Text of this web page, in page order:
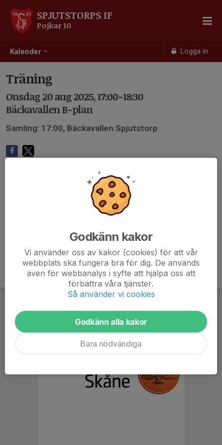
Kalender Logga in
SPJUTSTORPS IF
Pojkar 10
Träning
Onsdag 20 aug 2025, 17:00-18:30
Bäckavallen B-plan
Samling: 17:00, Bäckavallen Spjutstorp
Godkänn kakor
Vi använder oss av kakor (cookies) för att vår
webbplats ska fungera bra för dig. De används
även för webbanalys i syfte att hjälpa oss att
förbättra våra tjänster.
Så använder vi cookies
Godkänn alla kakor
Bara nödvändiga